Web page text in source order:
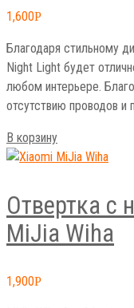
1,600Р
Благодаря стильному
Night Light будет
любом интерьере.
отсутствию проводов и
В корзину
Отвертка с
MiJia Wiha
1,900Р